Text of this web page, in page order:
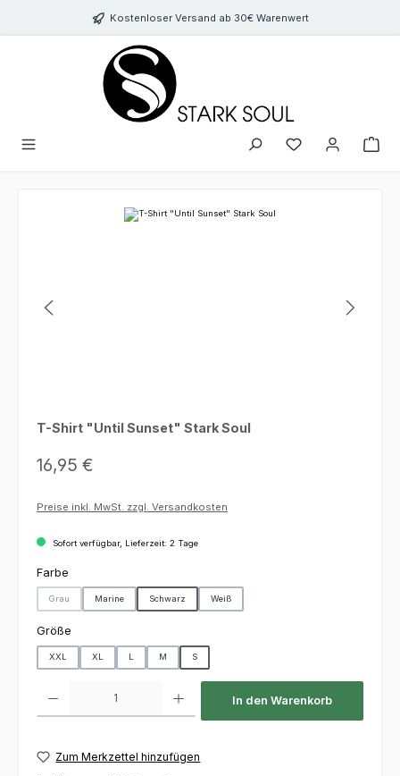
Zum Hauptinhalt springenKostenloser Versand ab 30€ Warenwert
Bildergalerie überspringen
T-Shirt "Until Sunset" Stark Soul
Regulärer Preis:
16,95 €
Preise inkl. MwSt. zzgl. Versandkosten
Sofort verfügbar, Lieferzeit: 2 Tage
Farbe
Grau Marine Schwarz Weiß
Größe
XXL XL L M S
In den Warenkorb
Zum Merkzettel hinzufügen